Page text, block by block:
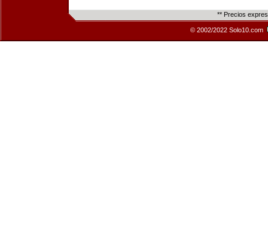
** Precios
© 2002/2022 Solo10.com